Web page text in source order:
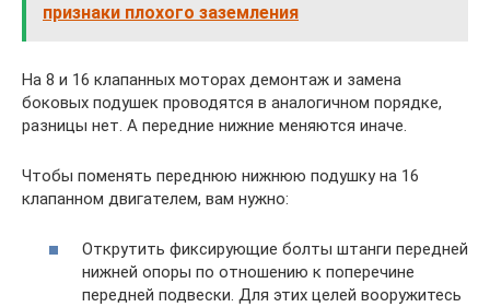
признаки плохого заземления
На 8 и 16 клапанных моторах демонтаж и замена
боковых подушек проводятся в аналогичном порядке,
разницы нет. А передние нижние меняются иначе.
Чтобы поменять переднюю нижнюю подушку на 16
клапанном двигателем, вам нужно:
Открутить фиксирующие болты штанги передней
нижней опоры по отношению к поперечине
передней подвески. Для этих целей вооружитесь